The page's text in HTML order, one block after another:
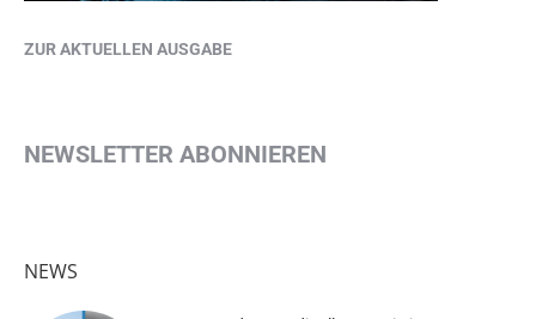
ZUR AKTUELLEN AUSGABE
NEWSLETTER ABONNIEREN
NEWS